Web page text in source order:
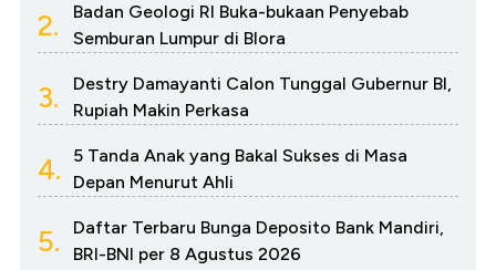
2.
Badan Geologi RI Buka-bukaan Penyebab
Semburan Lumpur di Blora
3.
Destry Damayanti Calon Tunggal Gubernur BI,
Rupiah Makin Perkasa
4.
5 Tanda Anak yang Bakal Sukses di Masa
Depan Menurut Ahli
5.
Daftar Terbaru Bunga Deposito Bank Mandiri,
BRI-BNI per 8 Agustus 2026